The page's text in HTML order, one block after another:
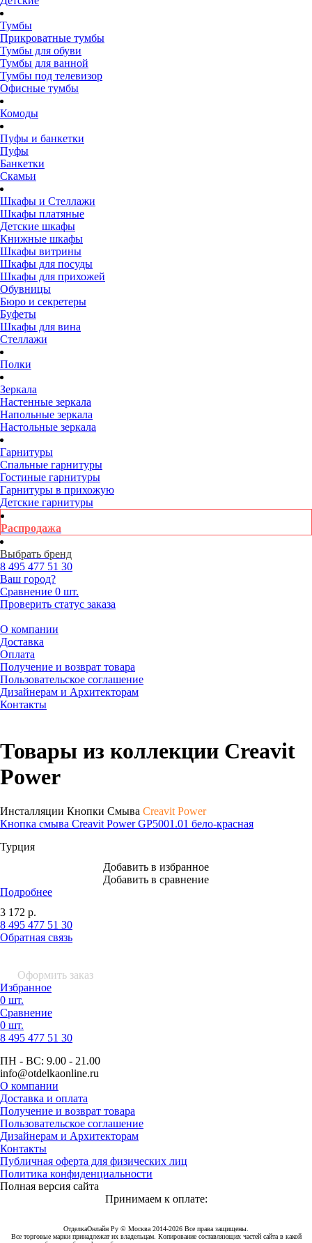
Тумбы
Прикроватные тумбы
Тумбы для обуви
Тумбы для ванной
Тумбы под телевизор
Офисные тумбы
Комоды
Пуфы и банкетки
Пуфы
Банкетки
Скамьи
Шкафы и Стеллажи
Шкафы платяные
Детские шкафы
Книжные шкафы
Шкафы витрины
Шкафы для посуды
Шкафы для прихожей
Обувницы
Бюро и секретеры
Буфеты
Шкафы для вина
Стеллажи
Полки
Зеркала
Настенные зеркала
Напольные зеркала
Настольные зеркала
Гарнитуры
Спальные гарнитуры
Гостиные гарнитуры
Гарнитуры в прихожую
Детские гарнитуры
Распродажа
Выбрать бренд
8 495 477 51 30
Ваш город?
Сравнение 0 шт.
Проверить статус заказа
О компании
Доставка
Оплата
Получение и возврат товара
Пользовательское соглашение
Дизайнерам и Архитекторам
Контакты
Товары из коллекции Creavit
Power
Инсталляции Кнопки Смыва Creavit Power
Кнопка смыва Creavit Power GP5001.01 бело-красная
Турция
Добавить в избранное
Добавить в сравнение
Подробнее
3 172 р.
8 495 477 51 30
Обратная связь
Оформить заказ
Избранное
0 шт.
Сравнение
0 шт.
8 495 477 51 30
ПН - ВС: 9.00 - 21.00
info@otdelkaonline.ru
О компании
Доставка и оплата
Получение и возврат товара
Пользовательское соглашение
Дизайнерам и Архитекторам
Контакты
Публичная оферта для физических лиц
Политика конфиденциальности
Полная версия сайта
Принимаем к оплате:
ОтделкаОнлайн Ру © Москва 2014-2026 Все права защищены.
Все торговые марки принадлежат их владельцам. Копирование составляющих частей сайта в какой